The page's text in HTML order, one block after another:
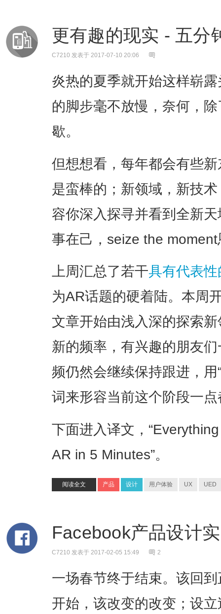
更有趣的现实 - 五分
C7210 发表于 2017-07-10 20:06
炎热的夏季就开始这样崭
的脚步毫不放慢，奈何，
歇。
但想想看，每年都会有些
是蛮棒的；新领域，新技
容你深入探寻并看到全新
事在己，seize the moment
上周汇总了若干具有代表
为AR话题的硬着陆。本周
文章开始由浅入深的探索
新的频率，有兴趣的朋友
频仍然会继续保持跟进，用
词来形容当前这个阶段一
下面进入译文，
AR in 5 Minutes”。
阅读全文 产品 设计 用户体验 UX UED
Facebook产品设计
C7210 发表于 2017-02-05 15:49 2
一场春节终于结束。该回
开始，该改变的改变；设